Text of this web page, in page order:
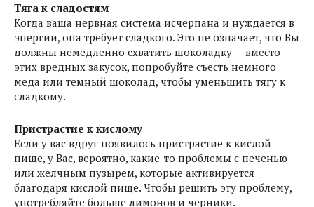
Тяга к сладостям
Когда ваша нервная система исчерпана и нуждается в
энергии, она требует сладкого. Это не означает, что Вы
должны немедленно схватить шоколадку — вместо
этих вредных закусок, попробуйте съесть немного
меда или темный шоколад, чтобы уменьшить тягу к
сладкому.
Пристрастие к кислому
Если у вас вдруг появилось пристрастие к кислой
пище, у Вас, вероятно, какие-то проблемы с печенью
или желчным пузырем, которые активируется
благодаря кислой пище. Чтобы решить эту проблему,
употребляйте больше лимонов и черники.